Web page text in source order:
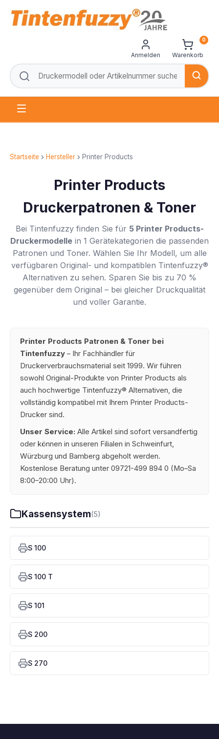
Anmelden Warenkorb
0
Startseite Hersteller Printer Products
Printer Products
Druckerpatronen & Toner
Bei Tintenfuzzy finden Sie für 5 Printer Products-
Druckermodelle in 1 Gerätekategorien die passenden
Patronen und Toner. Wählen Sie Ihr Modell, um alle
verfügbaren Original- und kompatiblen Tintenfuzzy®
Alternativen zu sehen. Sparen Sie bis zu 70 %
gegenüber dem Original – bei gleicher Druckqualität
und voller Garantie.
Printer Products Patronen & Toner bei
Tintenfuzzy – Ihr Fachhändler für
Druckerverbrauchsmaterial seit 1999. Wir führen
sowohl Original-Produkte von Printer Products als
auch hochwertige Tintenfuzzy® Alternativen, die
vollständig kompatibel mit Ihrem Printer Products-
Drucker sind.
Unser Service: Alle Artikel sind sofort versandfertig
oder können in unseren Filialen in Schweinfurt,
Würzburg und Bamberg abgeholt werden.
Kostenlose Beratung unter 09721-499 894 0 (Mo–Sa
8:00–20:00 Uhr).
Kassensystem(5)
S 100
S 100 T
S 101
S 200
S 270